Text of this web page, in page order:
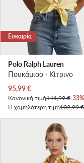
Ευκαιρία
Polo Ralph Lauren
Πουκάμισο · Κίτρινο
Τρέχουσα τιμή
95,99€
Κανονική τιμή144,99 €-33%
Η χαμηλότερη τιμή102,99 €